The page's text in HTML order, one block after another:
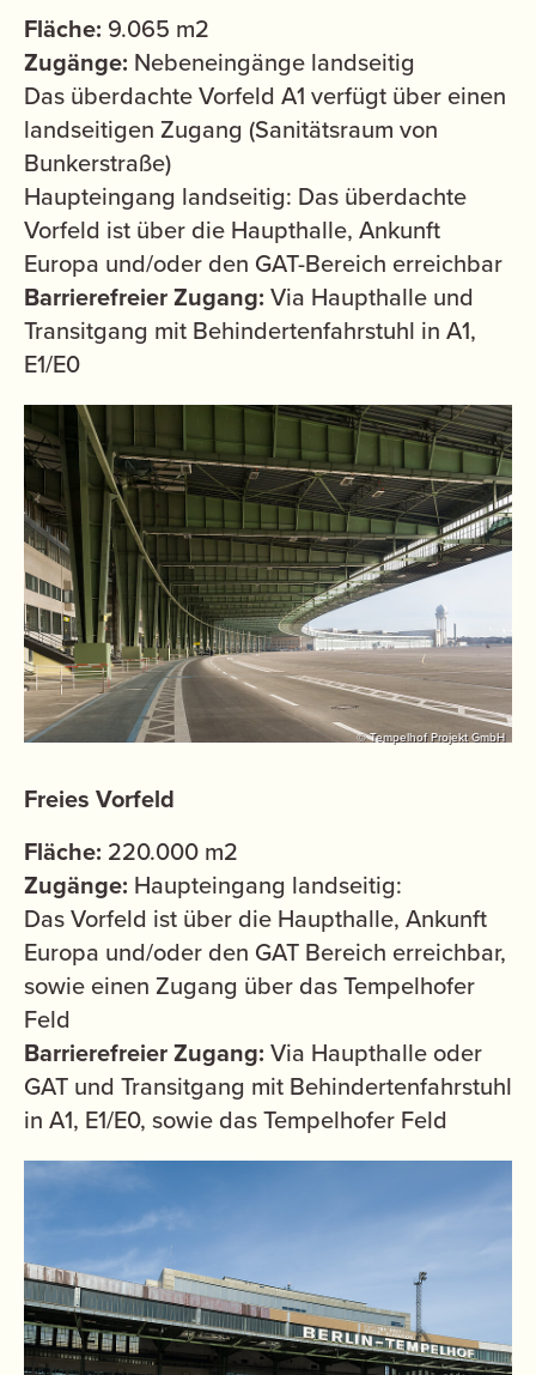
Fläche: 9.065 m2
Zugänge: Nebeneingänge landseitig
Das überdachte Vorfeld A1 verfügt über einen
landseitigen Zugang (Sanitätsraum von
Bunkerstraße)
Haupteingang landseitig: Das überdachte
Vorfeld ist über die Haupthalle, Ankunft
Europa und/oder den GAT-Bereich erreichbar
Barrierefreier Zugang: Via Haupthalle und
Transitgang mit Behindertenfahrstuhl in A1,
E1/E0
© Tempelhof Projekt GmbH
Freies Vorfeld
Fläche: 220.000 m2
Zugänge: Haupteingang landseitig:
Das Vorfeld ist über die Haupthalle, Ankunft
Europa und/oder den GAT Bereich erreichbar,
sowie einen Zugang über das Tempelhofer
Feld
Barrierefreier Zugang: Via Haupthalle oder
GAT und Transitgang mit Behindertenfahrstuhl
in A1, E1/E0, sowie das Tempelhofer Feld